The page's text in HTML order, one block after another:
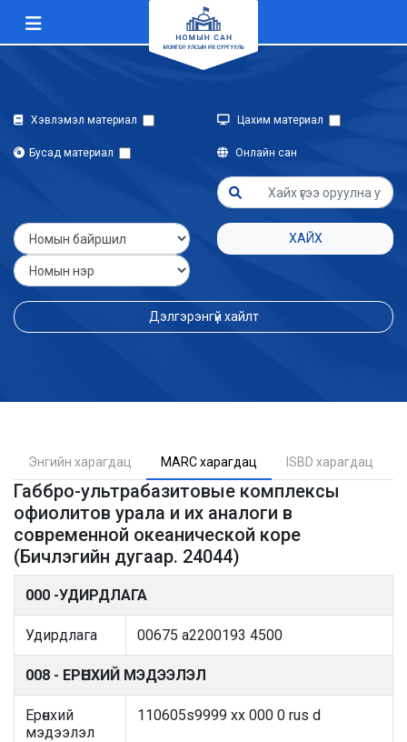
Хэвлэмэл материал Цахим материал
Бусад материал Онлайн сан
ХАЙХ
Дэлгэрэнгүй хайлт
Энгийн харагдац MARC харагдац ISBD харагдац
Габбро-ультрабазитовые комплексы
офиолитов урала и их аналоги в
современной океанической коре
(Бичлэгийн дугаар. 24044)
000 -УДИРДЛАГА
Удирдлага 00675 a2200193 4500
008 - ЕРӨНХИЙ МЭДЭЭЛЭЛ
Ерөнхий
мэдээлэл
110605s9999 xx 000 0 rus d